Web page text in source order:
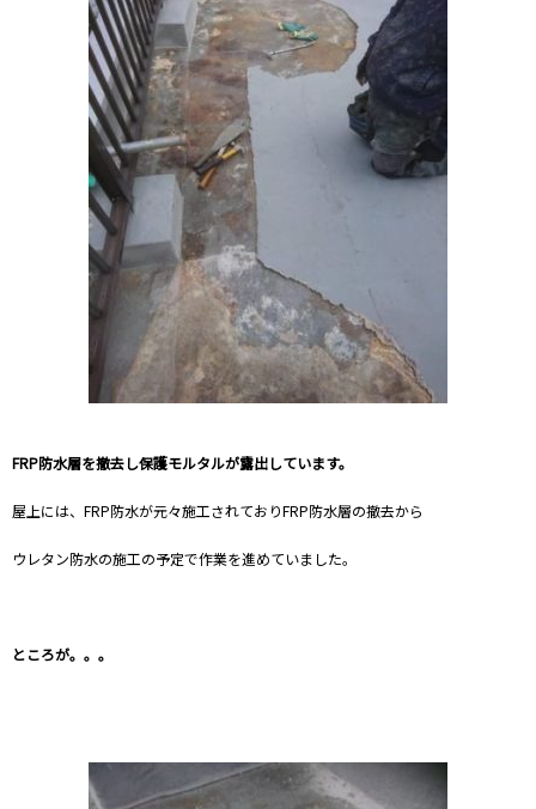
FRP防水層を撤去し保護モルタルが露出しています。
屋上には、FRP防水が元々施工されておりFRP防水層の撤去から
ウレタン防水の施工の予定で作業を進めていました。
ところが。。。